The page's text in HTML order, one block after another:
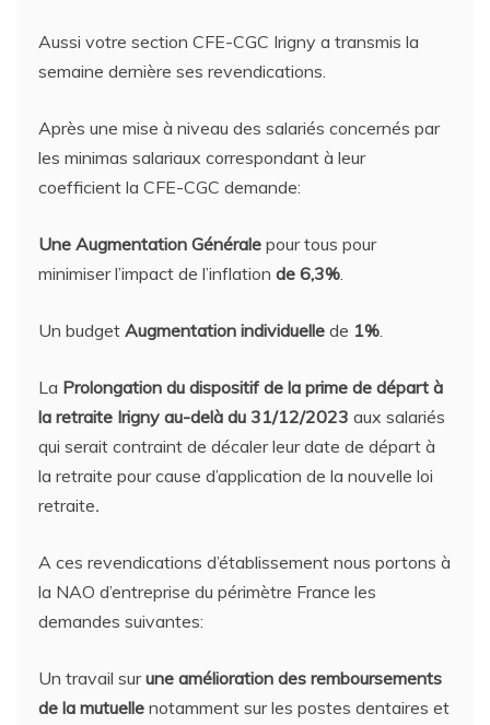
Aussi votre section CFE-CGC Irigny a transmis la
semaine dernière ses revendications.
Après une mise à niveau des salariés concernés par
les minimas salariaux correspondant à leur
coefficient la CFE-CGC demande:
Une Augmentation Générale pour tous pour
minimiser l’impact de l’inflation de 6,3%.
Un budget Augmentation individuelle de 1%.
La Prolongation du dispositif de la prime de départ à
la retraite Irigny au-delà du 31/12/2023 aux salariés
qui serait contraint de décaler leur date de départ à
la retraite pour cause d’application de la nouvelle loi
retraite.
A ces revendications d’établissement nous portons à
la NAO d’entreprise du périmètre France les
demandes suivantes:
Un travail surune amélioration des remboursements
de la mutuelle notamment sur les postes dentaires et